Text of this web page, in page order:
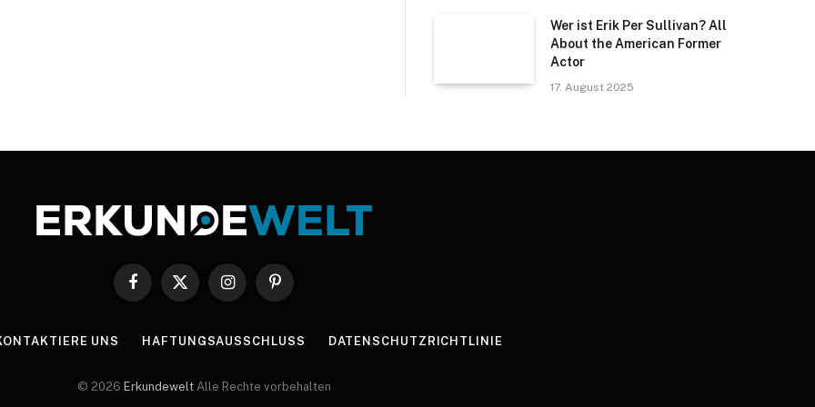
Wer ist Erik Per Sullivan? All
About the American Former
Actor
17. August 2025
Facebook
X
InstagramPinterest
UNS HAFTUNGSAUSSCHLUSS DATENSCHUTZRICHTLINIE
© 2026 Erkundewelt Alle Rechte vorbehalten